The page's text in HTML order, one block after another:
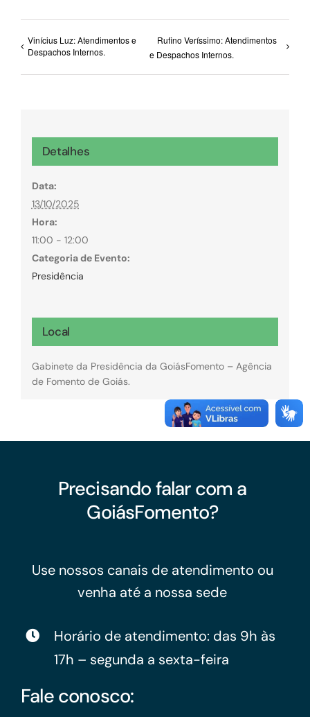
Vinícius Luz: Atendimentos e
Despachos Internos.
Rufino Veríssimo: Atendimentos
e Despachos Internos.
Detalhes
Data:
13/10/2025
Hora:
11:00 - 12:00
Categoria de Evento:
Presidência
Local
Gabinete da Presidência da GoiásFomento – Agência
de Fomento de Goiás.
Precisando falar com a
GoiásFomento?
Use nossos canais de atendimento ou
venha até a nossa sede
Horário de atendimento: das 9h às
17h – segunda a sexta-feira
Fale conosco: